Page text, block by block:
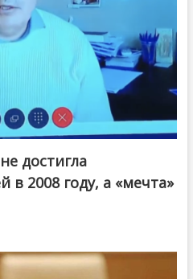
достигла
в 2008 году, а «мечта»